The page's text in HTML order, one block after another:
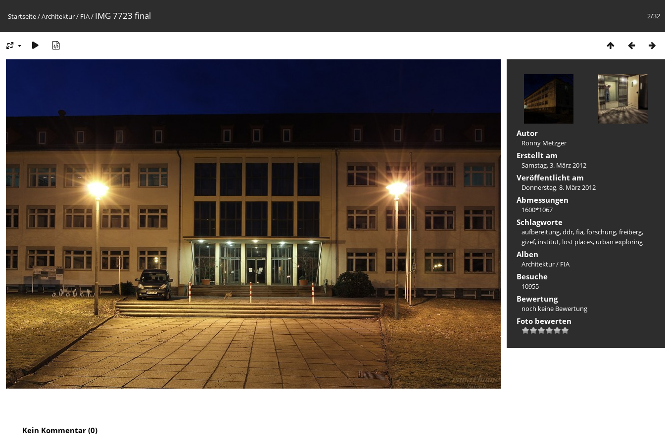
2/32
Startseite/Architektur/ FIA/ IMG 7723 final
Autor
Ronny Metzger
Erstellt am
Samstag, 3. März 2012
Veröffentlicht am
Donnerstag, 8. März 2012
Abmessungen
1600*1067
Schlagworte
aufbereitung,ddr,fia,forschung,freiberg,
gizef, institut, lost places, urban exploring
Alben
Architektur/ FIA
Besuche
10955
Bewertung
noch keine Bewertung
Foto bewerten
Kein Kommentar (0)